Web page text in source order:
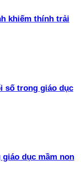
khiếm thính trải
số trong giáo dục
dục mầm non